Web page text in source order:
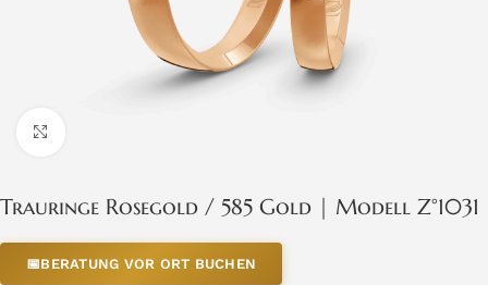
Trauringe Rosegold / 585 Gold | Modell Z°1031
📅BERATUNG VOR ORT BUCHEN